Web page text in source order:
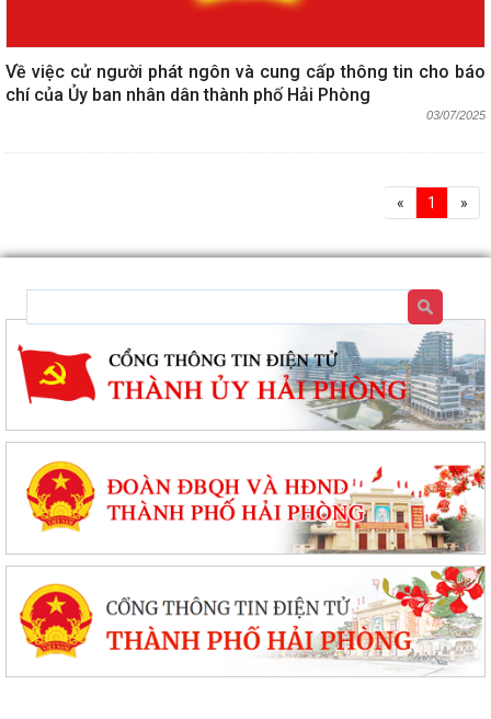
Về việc cử người phát ngôn và cung cấp thông tin cho báo
chí của Ủy ban nhân dân thành phố Hải Phòng
03/07/2025
« 1 »